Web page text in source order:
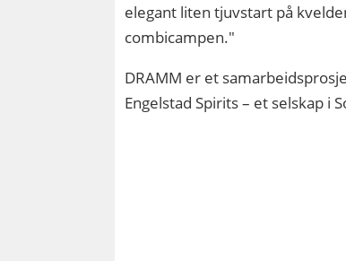
elegant liten tjuvstart på
combicampen."
DRAMM er et
Engelstad Spirits – et selskap i